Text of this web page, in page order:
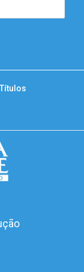
Títulos